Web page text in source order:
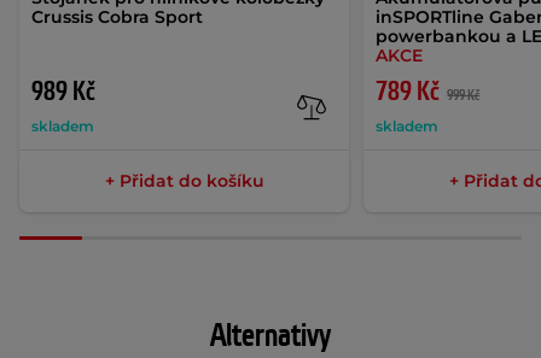
Crussis Cobra Sport
989 Kč
skladem
+ Přidat do košíku
inSPORTline
powerbankou a
AKCE
789 Kč 999 Kč
skladem
+ Přidat
Alternativy